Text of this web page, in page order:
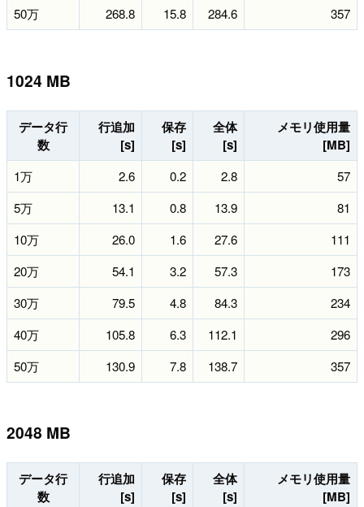
50万 268.8 15.8 284.6 357
1024 MB
データ行
数
行追加
[s]
保存
[s]
全体
[s]
メモリ使用量
[MB]
1万 2.6 0.2 2.8
57
5万
13.1 0.8 13.9
81
10万
26.0 1.6 27.6
111
20万
54.1 3.2 57.3
173
30万
79.5 4.8 84.3
234
40万
105.8 6.3 112.1
296
50万
130.9 7.8 138.7 357
2048 MB
データ行
数
行追加
[s]
保存
[s]
全体
[s]
メモリ使用量
[MB]